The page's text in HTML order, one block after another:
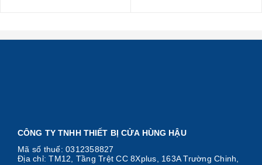
CÔNG TY TNHH THIẾT BỊ CỬA HÙNG HẬU
Mã số thuế: 0312358827
Địa chỉ: TM12, Tầng Trệt CC 8Xplus, 163A Trường Chinh,